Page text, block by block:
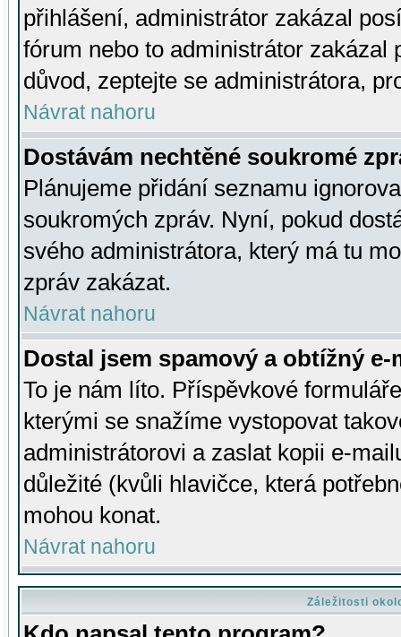
přihlášení, administrátor zakázal
fórum nebo to administrátor zakázal
důvod, zeptejte se administrátora,
Návrat nahoru
Dostávám nechtěné soukromé
Plánujeme přidání seznamu
soukromých zpráv. Nyní, pokud
svého administrátora, který má tu
zpráv zakázat.
Návrat nahoru
Dostal jsem spamový a obtížný
To je nám líto. Příspěvkové
kterými se snažíme vystopovat
administrátorovi a zaslat kopii e-
důležité (kvůli hlavičce, která
mohou konat.
Návrat nahoru
Záležitosti